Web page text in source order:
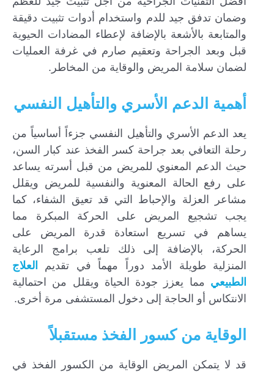
وضمان تدفق جيد للدم واستخدام أدوات تثبيت دقيقة
والمتابعة بالأشعة بالإضافة لإعطاء المضادات الحيوية
قبل وبعد الجراحة وتعقيم صارم في غرفة العمليات
لضمان سلامة المريض والوقاية من المخاطر.
أهمية الدعم الأسري والتأهيل النفسي
يعد الدعم الأسري والتأهيل النفسي جزءاً أساسياً من
رحلة التعافي بعد جراحة كسر الفخذ عند كبار السن،
حيث الدعم المعنوي للمريض من قبل أسرته يساعد
على رفع الحالة المعنوية والنفسية للمريض ويقلل
مشاعر العزلة والإحباط التي قد تعيق الشفاء، كما
يجب تشجيع المريض على الحركة المبكرة مما
يساهم في تسريع استعادة قدرة المريض على
الحركة، بالإضافة إلى ذلك تلعب برامج الرعاية
المنزلية طويلة الأمد دوراً مهماً في تقديم
العلاج
الطبيعي مما يعزز جودة الحياة ويقلل من احتمالية
الانتكاس أو الحاجة إلى دخول المستشفى مرة أخرى.
الوقاية من كسور الفخذ مستقبلاً
قد لا يتمكن المريض الوقاية من الكسور الفخذ في